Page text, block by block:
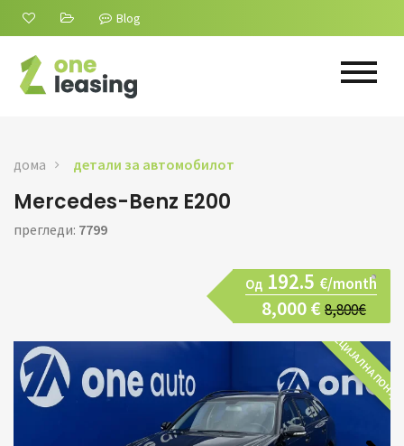
Blog
дома детали за автомобилот
Mercedes-Benz E200
прегледи: 7799
Од 192.5 €/month
8,000 €8,800€
СПЕЦИЈАЛНА